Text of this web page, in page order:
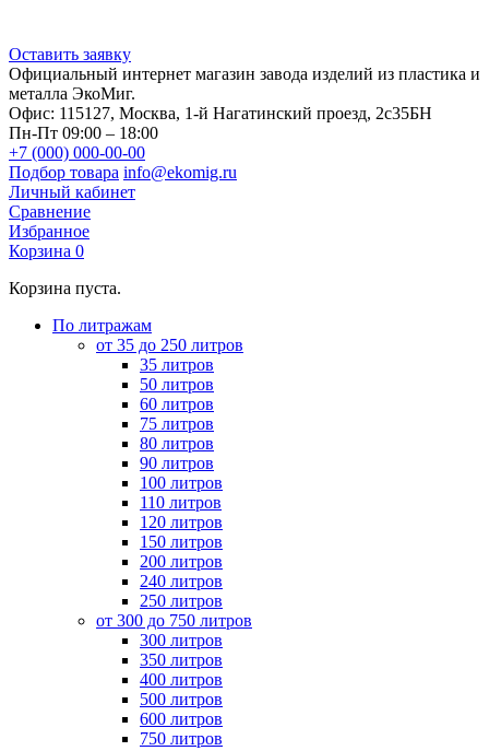
Оставить заявку
Официальный интернет магазин завода изделий из пластика и
металла ЭкоМиг.
Офис: 115127, Москва, 1-й Нагатинский проезд, 2с35БН
Пн-Пт 09:00 – 18:00
+7 (000) 000-00-00
Подбор товара info@ekomig.ru
Личный кабинет
Сравнение
Избранное
Корзина 0
Корзина пуста.
По литражам
от 35 до 250 литров
35 литров
50 литров
60 литров
75 литров
80 литров
90 литров
100 литров
110 литров
120 литров
150 литров
200 литров
240 литров
250 литров
от 300 до 750 литров
300 литров
350 литров
400 литров
500 литров
600 литров
750 литров